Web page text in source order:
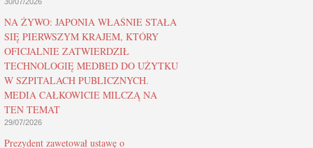
NA ŻYWO: JAPONIA WŁAŚNIE STAŁA
SIĘ PIERWSZYM KRAJEM, KTÓRY
OFICJALNIE ZATWIERDZIŁ
TECHNOLOGIĘ MEDBED DO UŻYTKU
W SZPITALACH PUBLICZNYCH.
MEDIA CAŁKOWICIE MILCZĄ NA
TEN TEMAT
29/07/2026
Prezydent zawetował ustawę o